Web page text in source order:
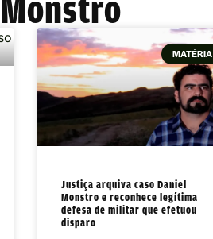
MATÉRIA
Justiça arquiva caso Daniel
Monstro e reconhece legítima
defesa de militar que efetuou
disparo